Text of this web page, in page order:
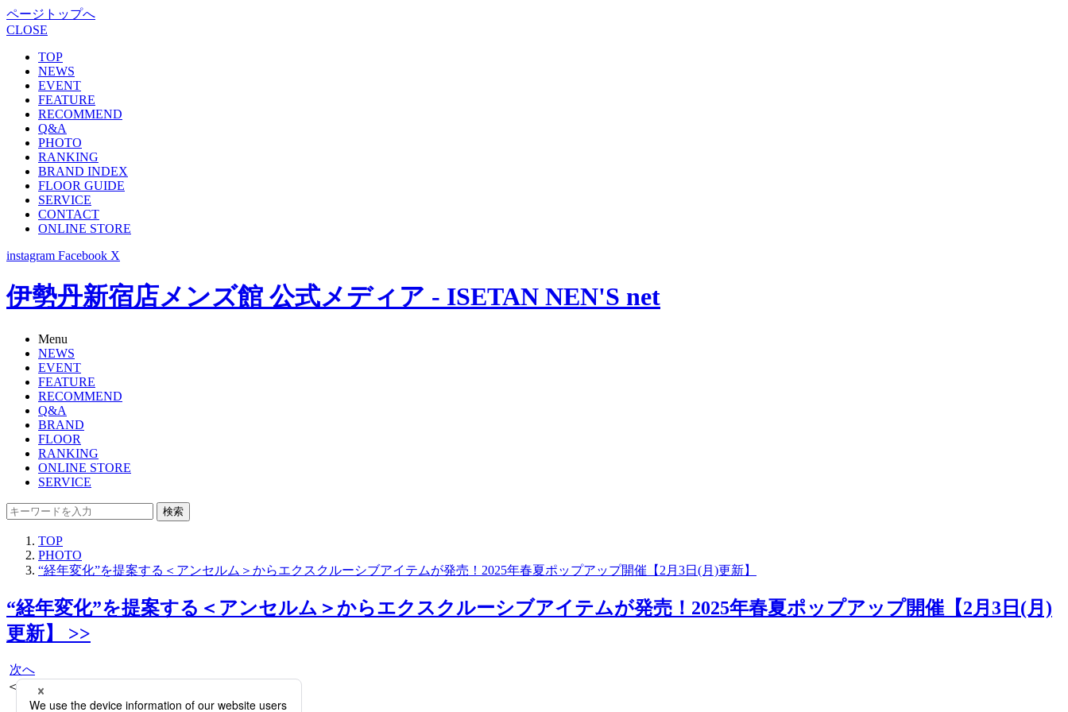
ページトップへ
CLOSE
TOP
NEWS
EVENT
FEATURE
RECOMMEND
Q&A
PHOTO
RANKING
BRAND INDEX
FLOOR GUIDE
SERVICE
CONTACT
ONLINE STORE
instagram Facebook X
伊勢丹新宿店メンズ館 公式メディア - ISETAN NEN'S net
Menu
NEWS
EVENT
FEATURE
RECOMMEND
Q&A
BRAND
FLOOR
RANKING
ONLINE STORE
SERVICE
検索
TOP
PHOTO
“経年変化”を提案する＜アンセルム＞からエクスクルーシブアイテムが発売！2025年春夏ポップアップ開催【2月3日(月)更新】
“経年変化”を提案する＜アンセルム＞からエクスクルーシブアイテムが発売！2025年春夏ポップアップ開催【2月3日(月)
更新】 >>
次へ
＜アンセルム＞